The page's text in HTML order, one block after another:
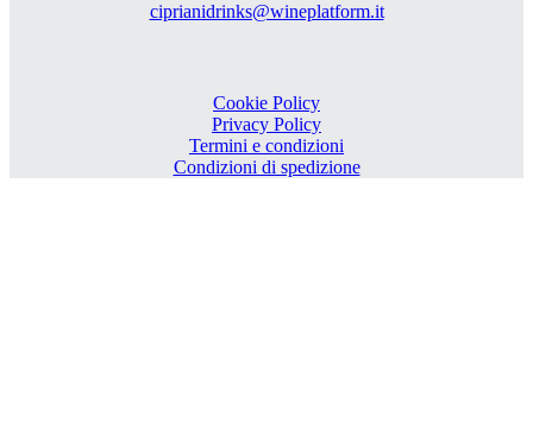
ciprianidrinks@wineplatform.it
Cookie Policy
Privacy Policy
Termini e condizioni
Condizioni di spedizione